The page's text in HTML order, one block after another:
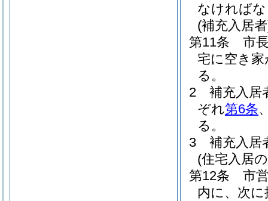
なければ
(補充入居
第11条
市
宅に空き
る。
2
補充入居
ぞれ第6条
る。
3
補充入居
(住宅入居
第12条
市
内に、次